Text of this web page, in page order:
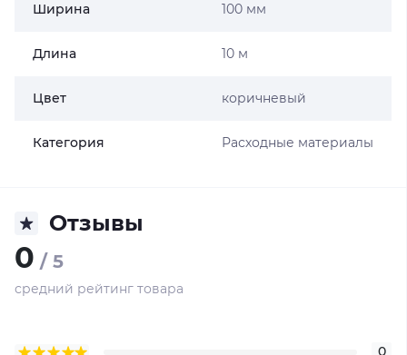
Ширина 100 мм
Длина 10 м
Цвет коричневый
Категория Расходные материалы
Отзывы
0 / 5
средний рейтинг товара
0